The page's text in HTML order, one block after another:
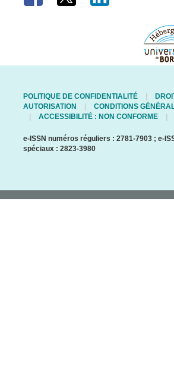
POLITIQUE DE CONFIDENTIALITÉ
AUTORISATION
CONDITIONS
ACCESSIBILITÉ : NON CONFORME
e-ISSN numéros réguliers : 2781-7903 ; e-
spéciaux : 2823-3980